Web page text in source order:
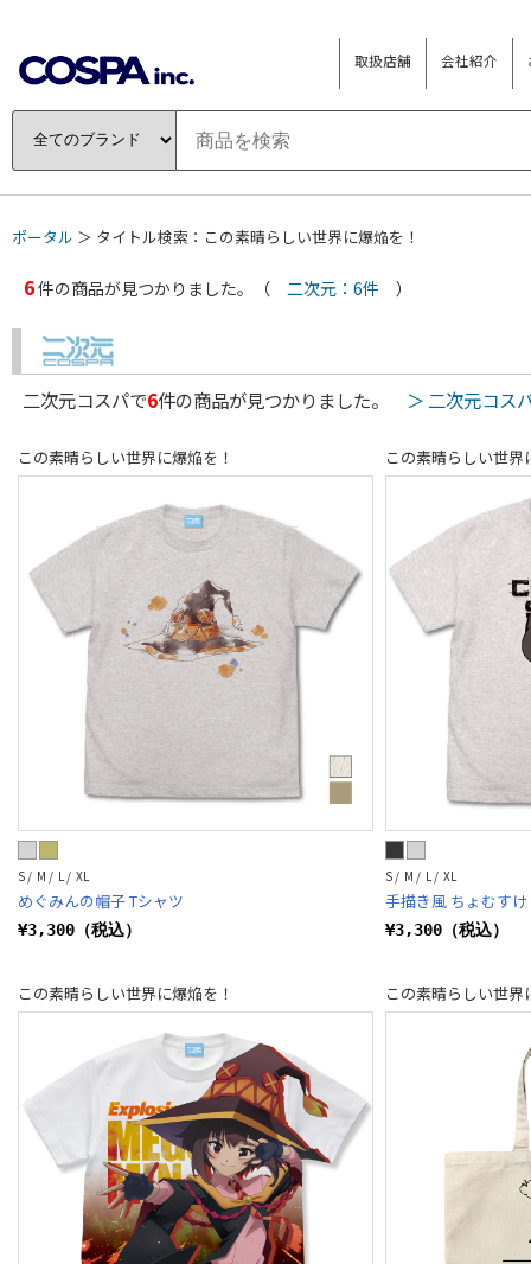
取扱店舗 会社紹介
ポータル ＞ タイトル検索：この素晴らしい世界に爆焔を！
6件の商品が見つかりました。（ 二次元：6件 ）
二次元コスパで6件の商品が見つかりました。 ＞ 二次元コス
この素晴らしい世界に爆焔を！
S / M / L / XL
めぐみんの帽子 Tシャツ
¥3,300（税込）
この素晴らしい世界
S / M / L / XL
手描き風 ちょむす
¥3,300（税込）
この素晴らしい世界に爆焔を！ この素晴らしい世界